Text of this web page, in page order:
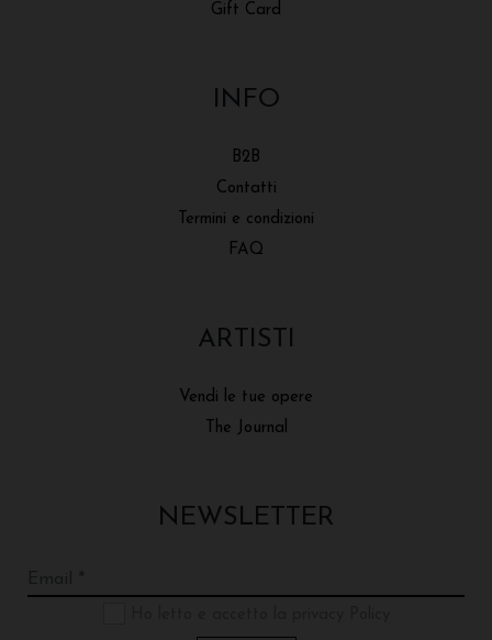
Gift Card
INFO
B2B
Contatti
Termini e condizioni
FAQ
ARTISTI
Vendi le tue opere
The Journal
NEWSLETTER